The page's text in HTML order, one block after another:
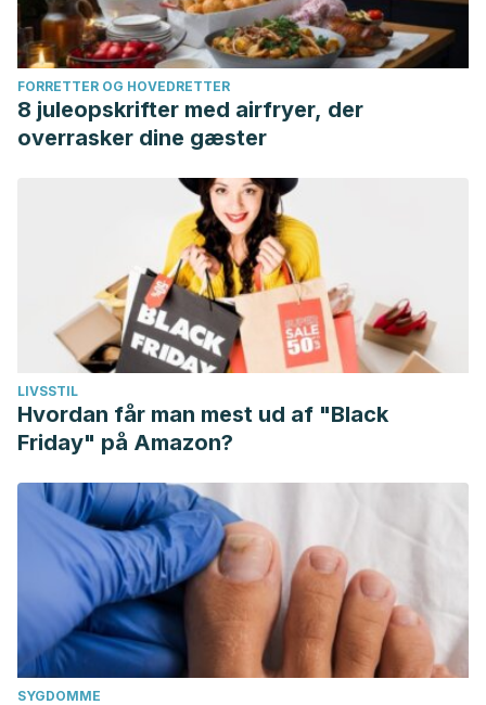
FORRETTER OG HOVEDRETTER
8 juleopskrifter med airfryer, der
overrasker dine gæster
LIVSSTIL
Hvordan får man mest ud af "Black
Friday" på Amazon?
SYGDOMME